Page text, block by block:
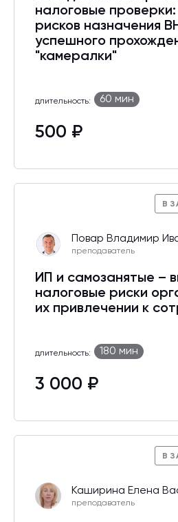
налоговые
рисков назначения
успешного
"камералки"
длительность: 60 мин
500 ₽
В
Повар Владимир
преподаватель
ИП и самозанятые –
налоговые риски
их привлечении к
длительность: 180 мин
3 000 ₽
В
Каширина Елена
преподаватель